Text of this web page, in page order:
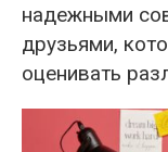
надежными
друзьями,
оценивать